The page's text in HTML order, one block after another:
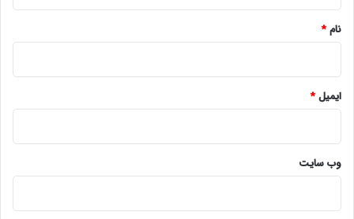
نام*
ایمیل*
وب‌ سایت